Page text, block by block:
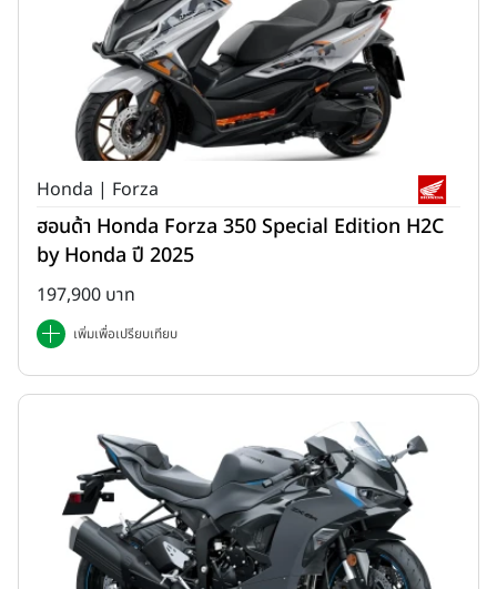
Honda | Forza
ฮอนด้า Honda Forza 350 Special Edition H2C
by Honda ปี 2025
197,900 บาท
เพิ่มเพื่อเปรียบเทียบ